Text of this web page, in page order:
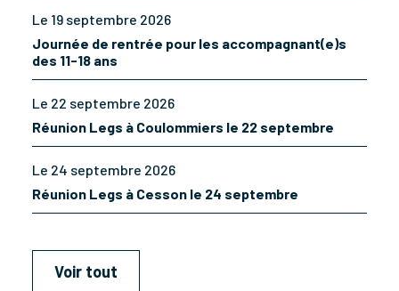
Le 19 septembre 2026
Journée de rentrée pour les accompagnant(e)s
des 11-18 ans
Le 22 septembre 2026
Réunion Legs à Coulommiers le 22 septembre
Le 24 septembre 2026
Réunion Legs à Cesson le 24 septembre
Voir tout